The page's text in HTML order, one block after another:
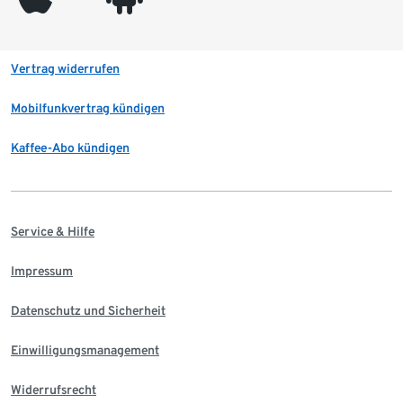
Vertrag widerrufen
Mobilfunkvertrag kündigen
Kaffee-Abo kündigen
Service & Hilfe
Impressum
Datenschutz und Sicherheit
Einwilligungsmanagement
Widerrufsrecht